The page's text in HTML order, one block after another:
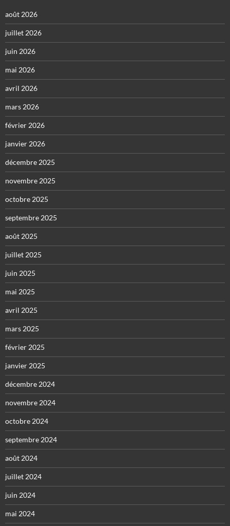
août 2026
juillet 2026
juin 2026
mai 2026
avril 2026
mars 2026
février 2026
janvier 2026
décembre 2025
novembre 2025
octobre 2025
septembre 2025
août 2025
juillet 2025
juin 2025
mai 2025
avril 2025
mars 2025
février 2025
janvier 2025
décembre 2024
novembre 2024
octobre 2024
septembre 2024
août 2024
juillet 2024
juin 2024
mai 2024